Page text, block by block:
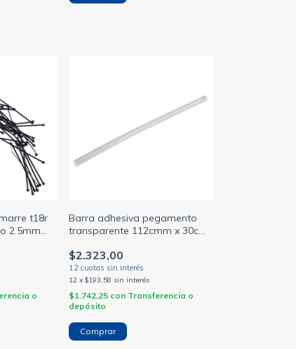
t18r
2.5mm
o
Barra adhesiva pegamento
transparente 112cmm x 30cm
$2.323,00
12 x $193,58 sin interés
$1.742,25 con Transferencia o
depósito